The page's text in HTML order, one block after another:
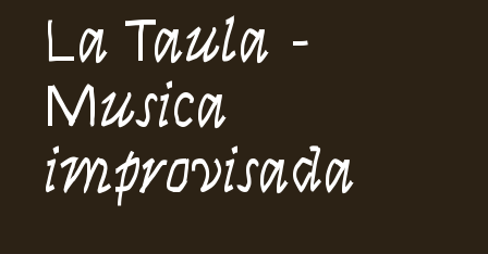
La Taula -
Musica
improvisada